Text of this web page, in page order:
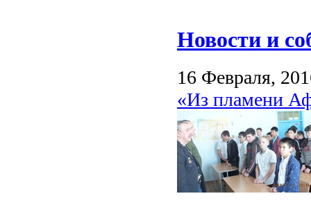
Новости и
16 Февраля,
«Из пламени